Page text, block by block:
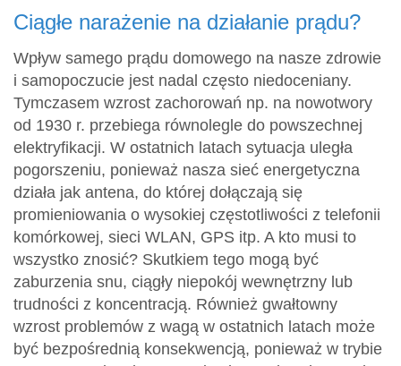
Ciągłe narażenie na działanie prądu?
Wpływ samego prądu domowego na nasze zdrowie
i samopoczucie jest nadal często niedoceniany.
Tymczasem wzrost zachorowań np. na nowotwory
od 1930 r. przebiega równolegle do powszechnej
elektryfikacji. W ostatnich latach sytuacja uległa
pogorszeniu, ponieważ nasza sieć energetyczna
działa jak antena, do której dołączają się
promieniowania o wysokiej częstotliwości z telefonii
komórkowej, sieci WLAN, GPS itp. A kto musi to
wszystko znosić? Skutkiem tego mogą być
zaburzenia snu, ciągły niepokój wewnętrzny lub
trudności z koncentracją. Również gwałtowny
wzrost problemów z wagą w ostatnich latach może
być bezpośrednią konsekwencją, ponieważ w trybie